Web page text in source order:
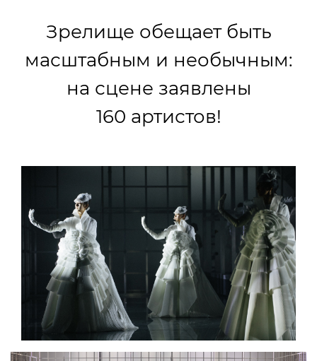
Зрелище обещает быть
масштабным и необычным:
на сцене заявлены
160 артистов!